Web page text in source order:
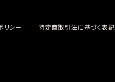
リシー 特定商取引法に基づく表記